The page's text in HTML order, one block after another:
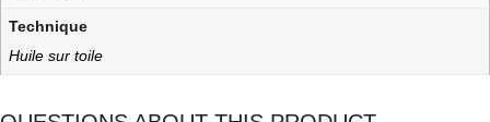
Technique
Huile sur toile